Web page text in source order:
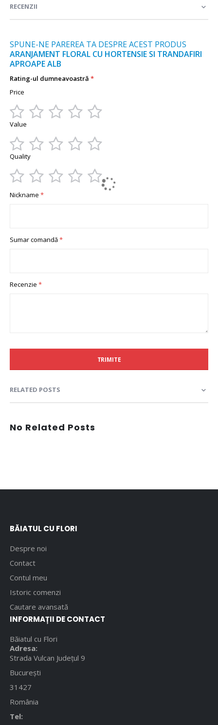
RECENZII
SPUNE-NE PAREREA TA DESPRE ACEST PRODUS
ARANJAMENT FLORAL CU HORTENSIE SI TRANDAFIRI
APROAPE ALB
Rating-ul dumneavoastră
Price
1
2
3
4
5
Value
1
2
3
4
5
Quality
star
stars
stars
stars
stars
Nickname
Sumar comandă
Recenzie
TRIMITE
RELATED POSTS
No Related Posts
BĂIATUL CU FLORI
Despre noi
Contact
Contul meu
Istoric comenzi
Cautare avansată
INFORMAȚII DE CONTACT
Băiatul cu Flori
Adresa:
Strada Vulcan Județul 9
București
31427
România
Tel: